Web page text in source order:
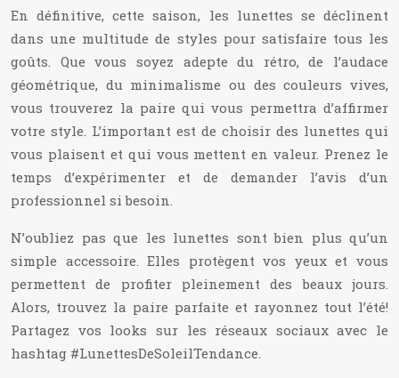
En définitive, cette saison, les lunettes se déclinent
dans une multitude de styles pour satisfaire tous les
goûts. Que vous soyez adepte du rétro, de l’audace
géométrique, du minimalisme ou des couleurs vives,
vous trouverez la paire qui vous permettra d’affirmer
votre style. L’important est de choisir des lunettes qui
vous plaisent et qui vous mettent en valeur. Prenez le
temps d’expérimenter et de demander l’avis d’un
professionnel si besoin.
N’oubliez pas que les lunettes sont bien plus qu’un
simple accessoire. Elles protègent vos yeux et vous
permettent de profiter pleinement des beaux jours.
Alors, trouvez la paire parfaite et rayonnez tout l’été!
Partagez vos looks sur les réseaux sociaux avec le
hashtag #LunettesDeSoleilTendance.